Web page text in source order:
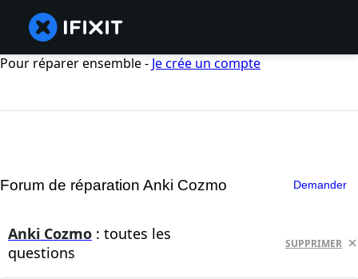
Pour réparer ensemble - Je crée un compte
Forum de réparation Anki Cozmo Demander
Anki Cozmo : toutes les
questions
SUPPRIMER